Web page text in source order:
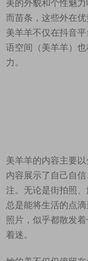
美的外貌和个性魅
而苗条，这些外在
美羊羊不仅在抖音
语空间（美羊羊）
力。
美羊羊的内容主要
内容展示了自己自
注。无论是街拍照
总是能将生活的点
照片，似乎都散发
着迷。